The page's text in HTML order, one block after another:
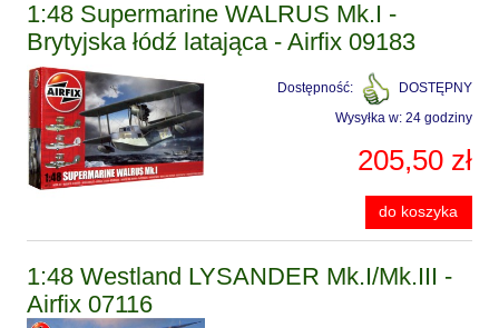
1:48 Supermarine WALRUS Mk.I -
Brytyjska łódź latająca - Airfix 09183
Dostępność:
DOSTĘPNY
Wysyłka w: 24 godziny
205,50 zł
do koszyka
1:48 Westland LYSANDER Mk.I/Mk.III -
Airfix 07116